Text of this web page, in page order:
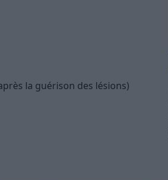
la guérison des lésions)